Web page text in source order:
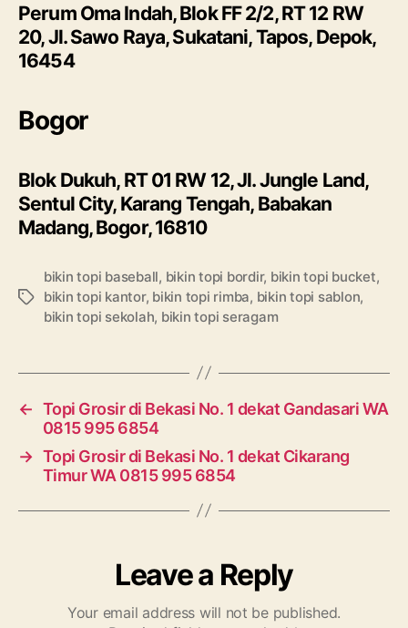
Perum Oma Indah, Blok FF 2/2, RT 12 RW
20, Jl. Sawo Raya, Sukatani, Tapos, Depok,
16454
Bogor
Blok Dukuh, RT 01 RW 12, Jl. Jungle Land,
Sentul City, Karang Tengah, Babakan
Madang, Bogor, 16810
Tags
bikin topi baseball, bikin topi bordir, bikin topi bucket,
bikin topi kantor, bikin topi rimba, bikin topi sablon,
bikin topi sekolah, bikin topi seragam
← Topi Grosir di Bekasi No. 1 dekat Gandasari WA
0815 995 6854
→ Topi Grosir di Bekasi No. 1 dekat Cikarang
Timur WA 0815 995 6854
Leave a Reply
Your email address will not be published.